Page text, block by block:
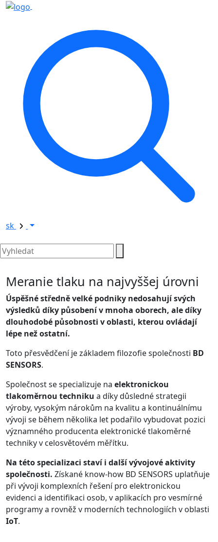
sk
Meranie tlaku na najvyššej úrovni
Úspěšné středně velké podniky nedosahují svých
výsledků díky působení v mnoha oborech, ale díky
dlouhodobé působnosti v oblasti, kterou ovládají
lépe než ostatní.
Toto přesvědčení je základem filozofie společnosti BD
SENSORS.
Společnost se specializuje na elektronickou
tlakoměrnou techniku a díky důsledné strategii
výroby, vysokým nárokům na kvalitu a kontinuálnímu
vývoji se během několika let podařilo vybudovat pozici
významného producenta elektronické tlakoměrné
techniky v celosvětovém měřítku.
Na této specializaci staví i další vývojové aktivity
společnosti. Získané know-how BD SENSORS uplatňuje
při vývoji komplexních řešení pro elektronickou
evidenci a identifikaci osob, v aplikacích pro vesmírné
programy a rovněž v moderních technologiích v oblasti
IoT.